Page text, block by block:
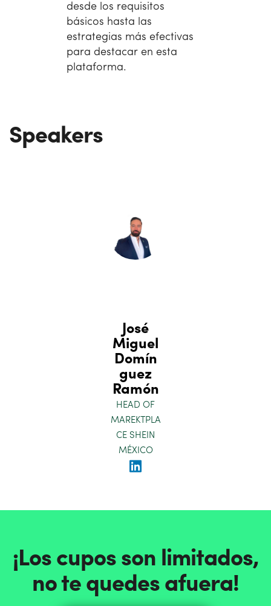
desde los requisitos
básicos hasta las
estrategias más efectivas
para destacar en esta
plataforma.
Speakers
José
Miguel
Domín
guez
Ramón
HEAD OF
MAREKTPLA
CE SHEIN
MÉXICO
¡Los cupos son limitados,
no te quedes afuera!